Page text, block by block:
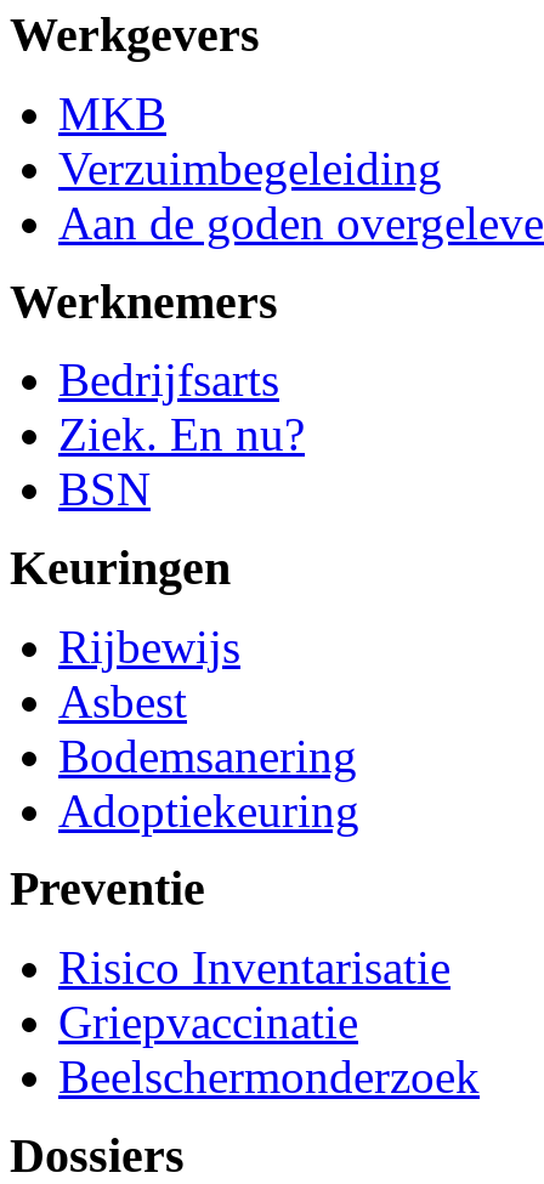
Werkgevers
MKB
Verzuimbegeleiding
Aan de goden
Werknemers
Bedrijfsarts
Ziek. En nu?
BSN
Keuringen
Rijbewijs
Asbest
Bodemsanering
Adoptiekeuring
Preventie
Risico Inventarisatie
Griepvaccinatie
Beelschermonderzoek
Dossiers